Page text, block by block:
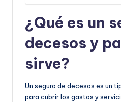
¿Qué es un
decesos y
sirve?
Un seguro de decesos es un
para cubrir los gastos y